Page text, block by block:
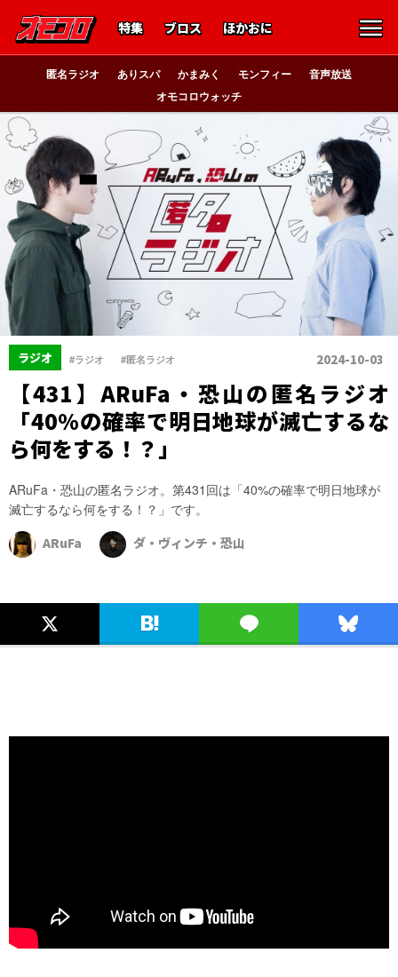
特集 ブロス ほかおに
匿名ラジオ ありスパ かまみく モンフィー
音声放送
オモコロウォッチ
ラジオ #ラジオ #匿名ラジオ 2024-10-03
【431】ARuFa・恐山の匿名ラジオ
「40%の確率で明日地球が滅亡するな
ら何をする！？」
ARuFa・恐山の匿名ラジオ。第431回は「40%の確率で明日地球が
滅亡するなら何をする！？」です。
ARuFa
ダ・ヴィンチ・恐山